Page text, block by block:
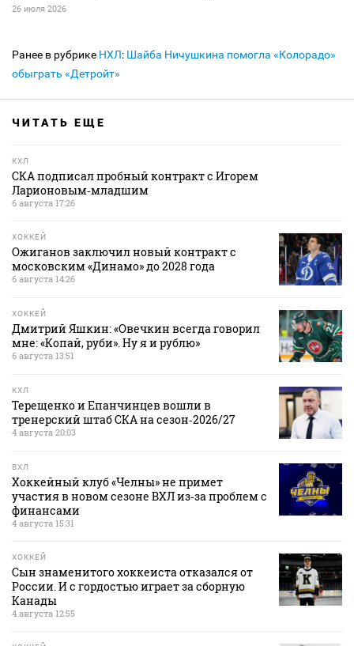
26 июля 2026
Ранее в рубрике НХЛ: Шайба Ничушкина помогла «Колорадо»
обыграть «Детройт»
ЧИТАТЬ ЕЩЕ
КХЛ
СКА подписал пробный контракт с Игорем
Ларионовым‑младшим
6 августа 17:26
ХОККЕЙ
Ожиганов заключил новый контракт с
московским «Динамо» до 2028 года
6 августа 14:26
ХОККЕЙ
Дмитрий Яшкин: «Овечкин всегда говорил
мне: «Копай, руби». Ну я и рублю»
6 августа 13:51
КХЛ
Терещенко и Епанчинцев вошли в
тренерский штаб СКА на сезон‑2026/27
4 августа 20:03
ВХЛ
Хоккейный клуб «Челны» не примет
участия в новом сезоне ВХЛ из‑за проблем с
финансами
4 августа 15:31
ХОККЕЙ
Сын знаменитого хоккеиста отказался от
России. И с гордостью играет за сборную
Канады
4 августа 12:55